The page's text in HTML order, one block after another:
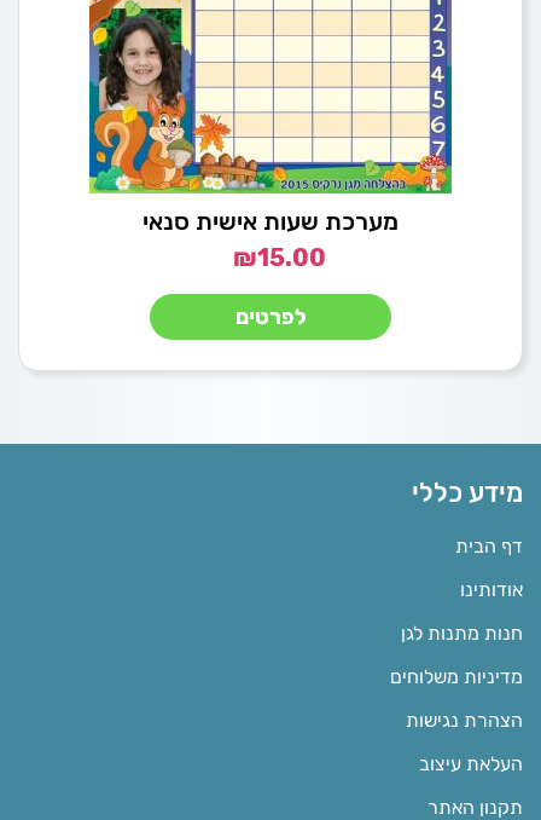
מערכת שעות אישית סנאי
₪15.00
לפרטים
מידע כללי
דף הבית
אודותינו
חנות מתנות לגן
מדיניות משלוחים
הצהרת נגישות
העלאת עיצוב
תקנון האתר